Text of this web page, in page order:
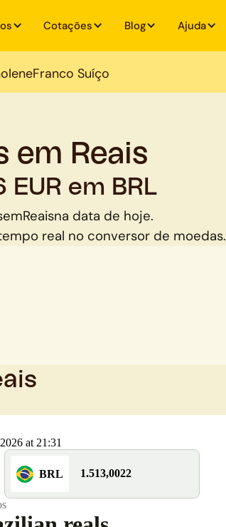
Cotações Blog Ajuda
IeneFranco Suíço
em Reais
em BRL
emReaisna data de hoje.
real no conversor de moedas.